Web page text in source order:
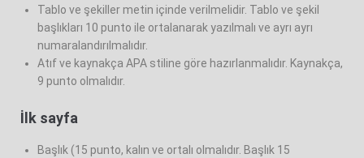
Tablo ve şekiller metin içinde verilmelidir. Tablo ve şekil
başlıkları 10 punto ile ortalanarak yazılmalı ve ayrı ayrı
numaralandırılmalıdır.
Atıf ve kaynakça APA stiline göre hazırlanmalıdır. Kaynakça,
9 punto olmalıdır.
İlk sayfa
Başlık (15 punto, kalın ve ortalı olmalıdır. Başlık 15